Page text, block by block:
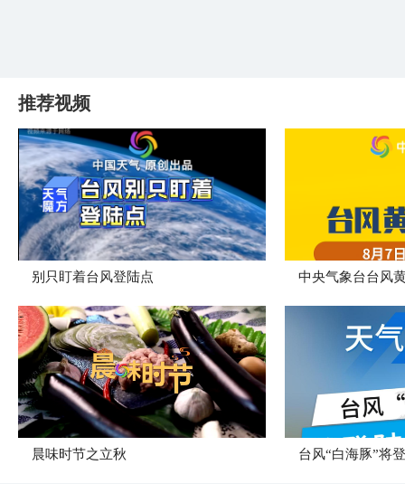
推荐视频
别只盯着台风登陆点 中央气象台台风
晨味时节之立秋 台风“白海豚”将